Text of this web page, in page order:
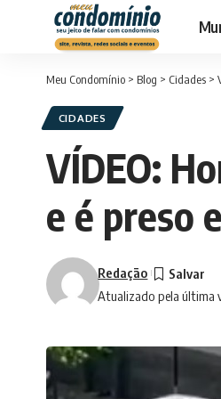
Meu Condomínio > Blog > Cidades >
CIDADES
VÍDEO:
e é preso
Atualizado pela última
Redação